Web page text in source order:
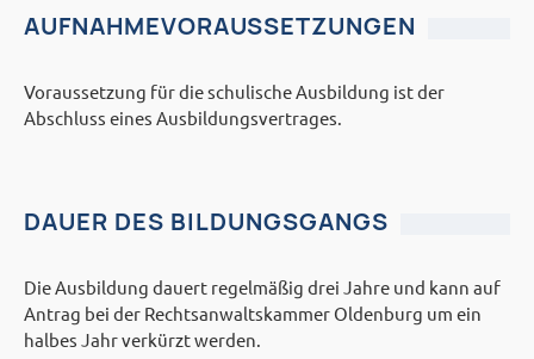
AUFNAHMEVORAUSSETZUNGEN
Voraussetzung für die schulische Ausbildung ist der
Abschluss eines Ausbildungsvertrages.
DAUER DES BILDUNGSGANGS
Die Ausbildung dauert regelmäßig drei Jahre und kann auf
Antrag bei der Rechtsanwaltskammer Oldenburg um ein
halbes Jahr verkürzt werden.